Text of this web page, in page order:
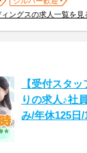
ングスの求人一覧を見
【受付スタ
りの求人♪社
み/年休125日/